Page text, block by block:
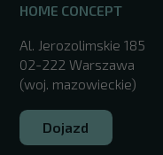
HOME CONCEPT
Al. Jerozolimskie 185
02-222 Warszawa
(woj. mazowieckie)
Dojazd